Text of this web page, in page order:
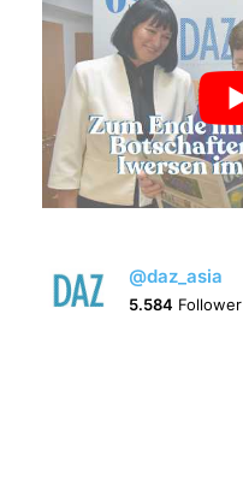
@daz_asia
5.584 Follower